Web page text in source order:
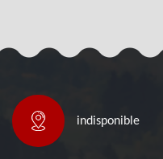
indisponible